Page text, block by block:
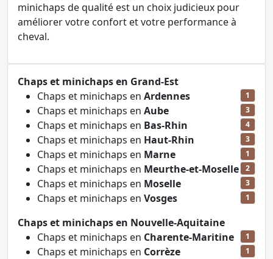
minichaps de qualité est un choix judicieux pour
améliorer votre confort et votre performance à
cheval.
Chaps et minichaps en Grand-Est
Chaps et minichaps en Ardennes 1
Chaps et minichaps en Aube 3
Chaps et minichaps en Bas-Rhin 4
Chaps et minichaps en Haut-Rhin 3
Chaps et minichaps en Marne 1
Chaps et minichaps en Meurthe-et-Moselle 2
Chaps et minichaps en Moselle 3
Chaps et minichaps en Vosges 1
Chaps et minichaps en Nouvelle-Aquitaine
Chaps et minichaps en Charente-Maritine 1
Chaps et minichaps en Corrèze 1